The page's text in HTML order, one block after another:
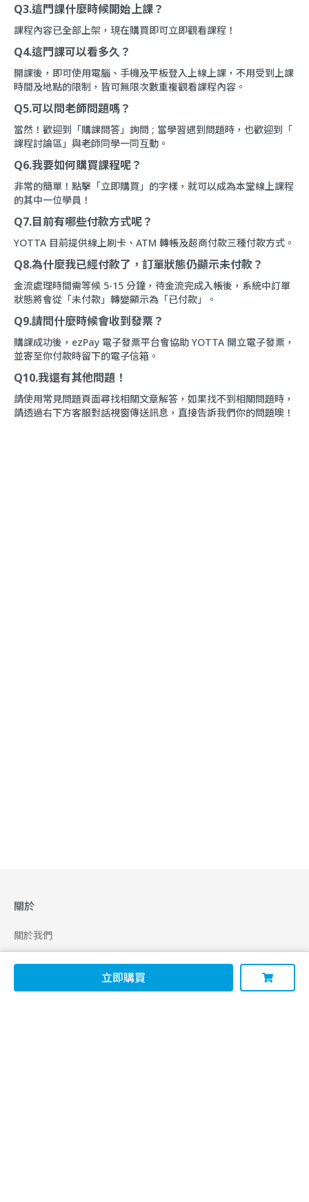
立即購買
Q3.這門課什麼時候開始上課？
課程內容已全部上架，現在購買即可立即觀看課程！
Q4.這門課可以看多久？
開課後，即可使用電腦、手機及平板登入上線上課，不用受到上課
時間及地點的限制，皆可無限次數重複觀看課程內容。
Q5.可以問老師問題嗎？
當然！歡迎到「購課問答」詢問 ; 當學習遇到問題時，也歡迎到「
課程討論區」與老師同學一同互動。
Q6.我要如何購買課程呢？
非常的簡單！點擊「立即購買」的字樣，就可以成為本堂線上課程
的其中一位學員！
Q7.目前有哪些付款方式呢？
YOTTA 目前提供線上刷卡、ATM 轉帳及超商付款三種付款方式。
Q8.為什麼我已經付款了，訂單狀態仍顯示未付款？
金流處理時間需等候 5-15 分鐘，待金流完成入帳後，系統中訂單
狀態將會從「未付款」轉變顯示為「已付款」。
Q9.請問什麼時候會收到發票？
購課成功後，ezPay 電子發票平台會協助 YOTTA 開立電子發票，
並寄至你付款時留下的電子信箱。
Q10.我還有其他問題！
請使用常見問題頁面尋找相關文章解答，如果找不到相關問題時，
請透過右下方客服對話視窗傳送訊息，直接告訴我們你的問題噢！
關於
關於我們
合作申請